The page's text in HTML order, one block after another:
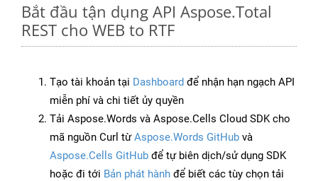
Bắt đầu tận dụng API Aspose.Total
REST cho WEB to RTF
Tạo tài khoản tại Dashboard để nhận hạn ngạch API
miễn phí và chi tiết ủy quyền
Tải Aspose.Words và Aspose.Cells Cloud SDK cho
mã nguồn Curl từAspose.Words GitHub và
Aspose.Cells GitHub để tự biên dịch/sử dụng SDK
hoặc đi tới Bản phát hành để biết các tùy chọn tải